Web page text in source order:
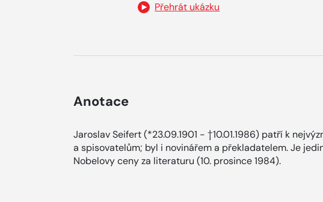
Přehrát ukázku
Anotace
Jaroslav Seifert (*23.09.1901 - †10.01.1986) patří k
a spisovatelům; byl i novinářem a překladatelem. Je
Nobelovy ceny za literaturu (10. prosince 1984).